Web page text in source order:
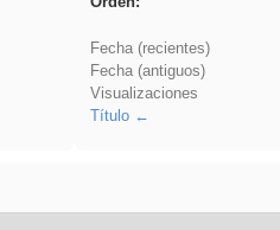
Fecha (recientes)
Fecha (antiguos)
Visualizaciones
Título